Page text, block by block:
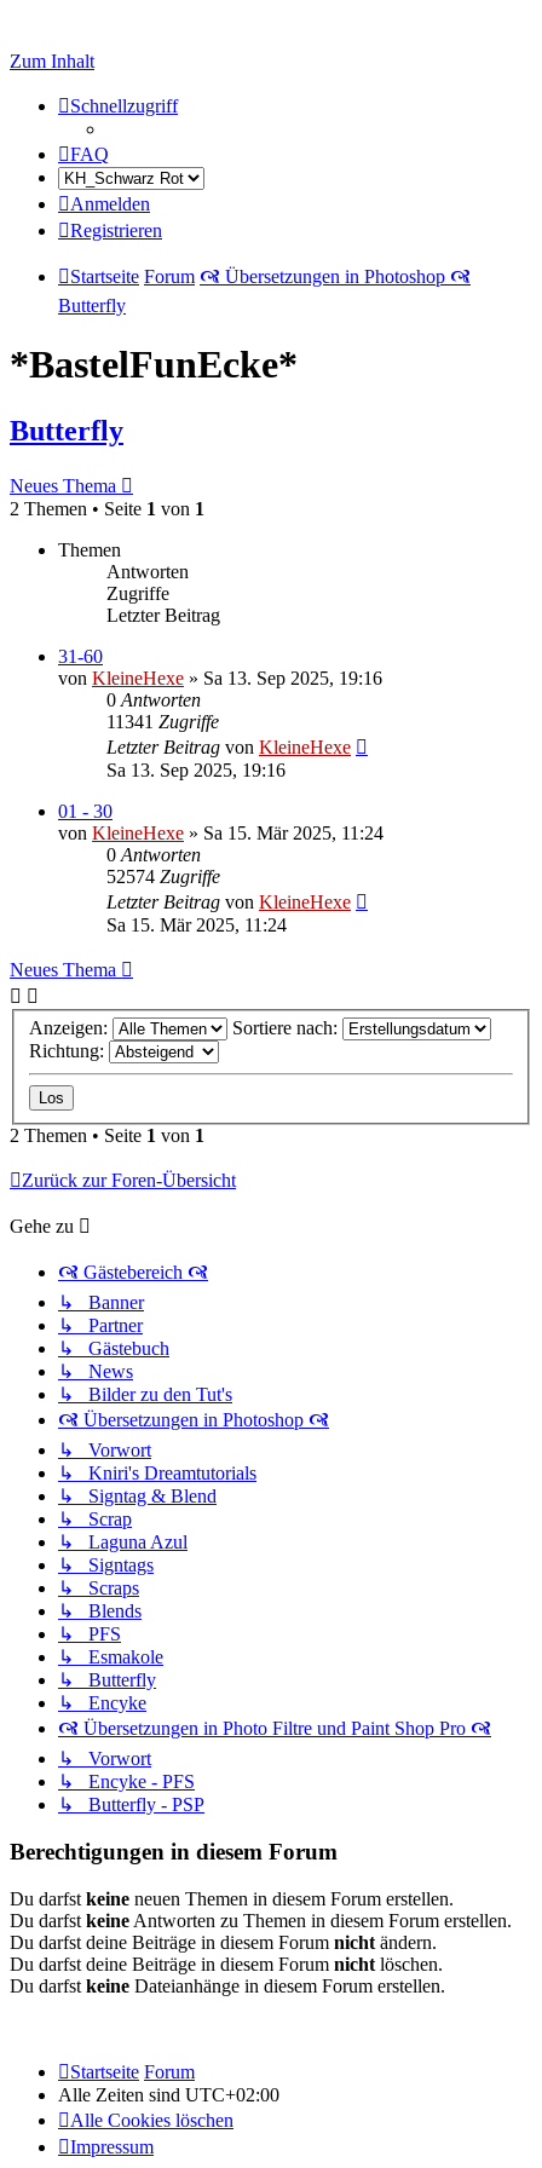
Zum Inhalt
Schnellzugriff
FAQ
Anmelden
Registrieren
Startseite Forum 🙧 Übersetzungen in Photoshop 🙧
Butterfly
*BastelFunEcke*
Butterfly
Neues Thema
2 Themen • Seite 1 von 1
Themen
Antworten
Zugriffe
Letzter Beitrag
31-60
von KleineHexe » Sa 13. Sep 2025, 19:16
0 Antworten
11341 Zugriffe
Letzter Beitrag von KleineHexe
Sa 13. Sep 2025, 19:16
01 - 30
von KleineHexe » Sa 15. Mär 2025, 11:24
0 Antworten
52574 Zugriffe
Letzter Beitrag von KleineHexe
Sa 15. Mär 2025, 11:24
Neues Thema
Anzeigen:
Sortiere nach:
Richtung:
2 Themen • Seite 1 von 1
Zurück zur Foren-Übersicht
Gehe zu
🙧 Gästebereich 🙧
↳ Banner
↳ Partner
↳ Gästebuch
↳ News
↳ Bilder zu den Tut's
🙧 Übersetzungen in Photoshop 🙧
↳ Vorwort
↳ Kniri's Dreamtutorials
↳ Signtag & Blend
↳ Scrap
↳ Laguna Azul
↳ Signtags
↳ Scraps
↳ Blends
↳ PFS
↳ Esmakole
↳ Butterfly
↳ Encyke
🙧 Übersetzungen in Photo Filtre und Paint Shop Pro 🙧
↳ Vorwort
↳ Encyke - PFS
↳ Butterfly - PSP
Berechtigungen in diesem Forum
Du darfst keine neuen Themen in diesem Forum erstellen.
Du darfst keine Antworten zu Themen in diesem Forum erstellen.
Du darfst deine Beiträge in diesem Forum nicht ändern.
Du darfst deine Beiträge in diesem Forum nicht löschen.
Du darfst keine Dateianhänge in diesem Forum erstellen.
Startseite Forum
Alle Zeiten sind UTC+02:00
Alle Cookies löschen
Impressum